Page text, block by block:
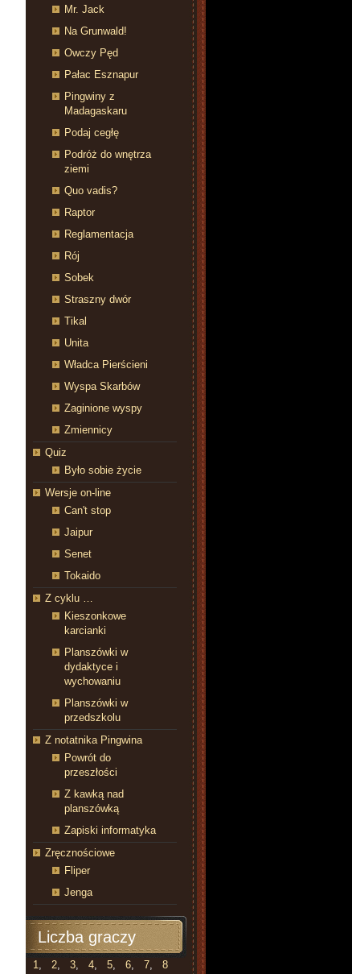
Mr. Jack
Na Grunwald!
Owczy Pęd
Pałac Esznapur
Pingwiny z
Madagaskaru
Podaj cegłę
Podróż do wnętrza
ziemi
Quo vadis?
Raptor
Reglamentacja
Rój
Sobek
Straszny dwór
Tikal
Unita
Władca Pierścieni
Wyspa Skarbów
Zaginione wyspy
Zmiennicy
Quiz
Było sobie życie
Wersje on-line
Can't stop
Jaipur
Senet
Tokaido
Z cyklu …
Kieszonkowe
karcianki
Planszówki w
dydaktyce i
wychowaniu
Planszówki w
przedszkolu
Z notatnika Pingwina
Powrót do
przeszłości
Z kawką nad
planszówką
Zapiski informatyka
Zręcznościowe
Fliper
Jenga
Liczba graczy
1, 2, 3, 4, 5, 6, 7, 8